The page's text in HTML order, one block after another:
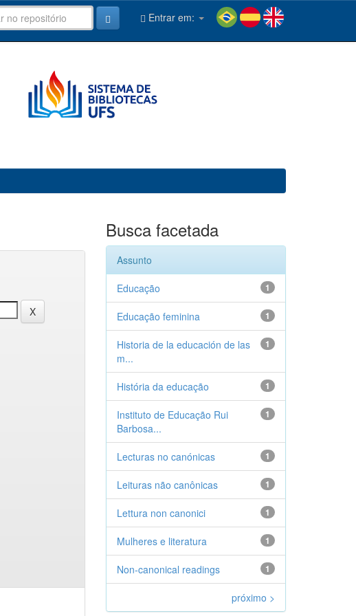
Entrar em:
Busca facetada
Assunto
1
Educação
1
Educação feminina
1
Historia de la educación de las
m...
1
História da educação
1
Instituto de Educação Rui
Barbosa...
1
Lecturas no canónicas
1
Leituras não canônicas
1
Lettura non canonici
1
Mulheres e literatura
1
Non-canonical readings
próximo >